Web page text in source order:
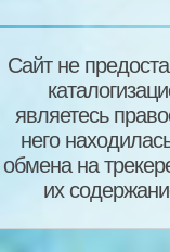
Сайт не
являетесь
него
обмена на
их